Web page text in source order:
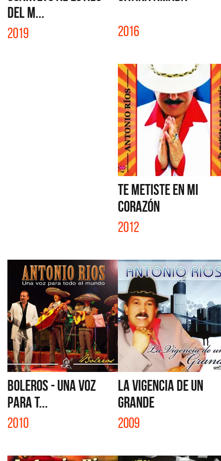
DEL M...
2019 2016
TE METISTE EN MI
CORAZÓN
2012
BOLEROS - UNA VOZ
PARA T...
2010
LA VIGENCIA DE UN
GRANDE
2009